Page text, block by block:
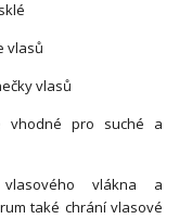
vlasů
vlasů
vhodné pro suché a
vlákna a
také chrání vlasové